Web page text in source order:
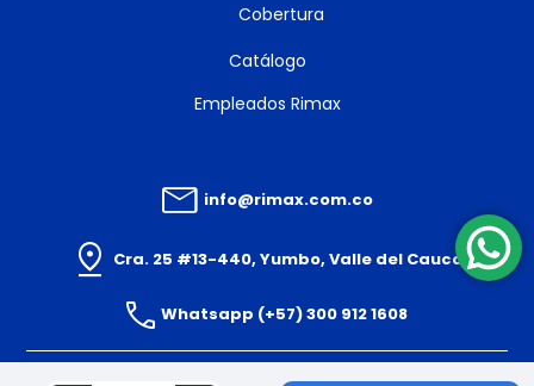
Cobertura
Catálogo
Empleados Rimax
info@rimax.com.co
Cra. 25 #13-440, Yumbo, Valle del Cauca
Whatsapp (+57) 300 912 1608